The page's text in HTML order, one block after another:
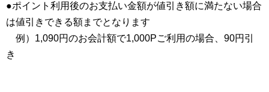
●ポイント利用後のお支払い金額が値引き額に満たない場合
は値引きできる額までとなります
例）1,090円のお会計額で1,000Pご利用の場合、90円引
き